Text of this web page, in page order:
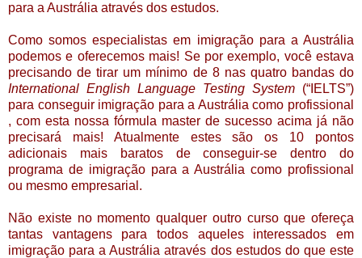
para a Austrália através dos estudos.
Como somos especialistas em imigração para a Austrália
podemos e oferecemos mais! Se por exemplo, você estava
precisando de tirar um mínimo de 8 nas quatro bandas do
International English Language Testing System (“IELTS”)
para conseguir imigração para a Austrália como profissional
, com esta nossa fórmula master de sucesso acima já não
precisará mais! Atualmente estes são os 10 pontos
adicionais mais baratos de conseguir-se dentro do
programa de imigração para a Austrália como profissional
ou mesmo empresarial.
Não existe no momento qualquer outro curso que ofereça
tantas vantagens para todos aqueles interessados em
imigração para a Austrália através dos estudos do que este